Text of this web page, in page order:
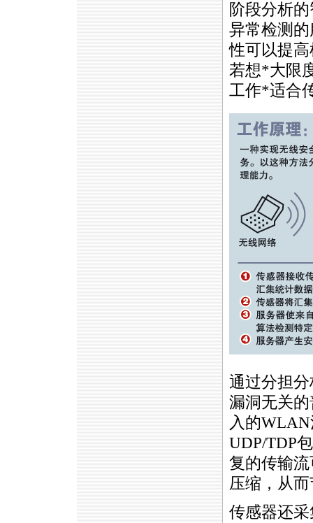
阶段分析
异常检测
性可以提
若想*大限
工作*适合
通过分担
漏洞无关
入的
UDP/TDP
复的传输
压缩，从
传感器还